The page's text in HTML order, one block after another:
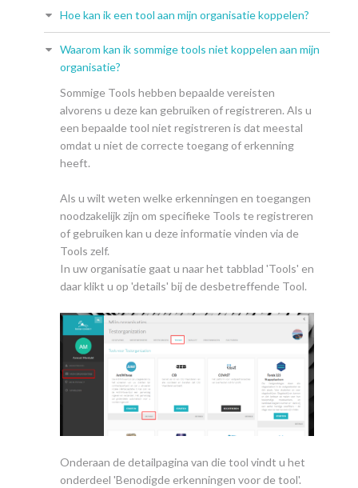
Hoe kan ik een tool aan mijn organisatie koppelen?
Waarom kan ik sommige tools niet koppelen aan mijn
organisatie?
Sommige Tools hebben bepaalde vereisten
alvorens u deze kan gebruiken of registreren. Als u
een bepaalde tool niet registreren is dat meestal
omdat u niet de correcte toegang of erkenning
heeft.
Als u wilt weten welke erkenningen en toegangen
noodzakelijk zijn om specifieke Tools te registreren
of gebruiken kan u deze informatie vinden via de
Tools zelf.
In uw organisatie gaat u naar het tabblad 'Tools' en
daar klikt u op 'details' bij de desbetreffende Tool.
Onderaan de detailpagina van die tool vindt u het
onderdeel 'Benodigde erkenningen voor de tool'.